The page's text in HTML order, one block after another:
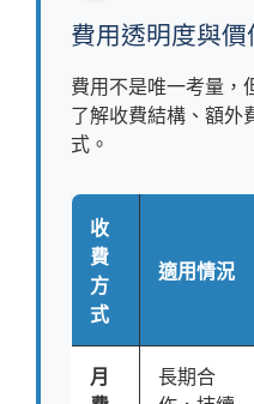
費用透明度與價
費用不是唯一考量，
了解收費結構、額外
式。
收
費
方
式
適用情況
月
長期合